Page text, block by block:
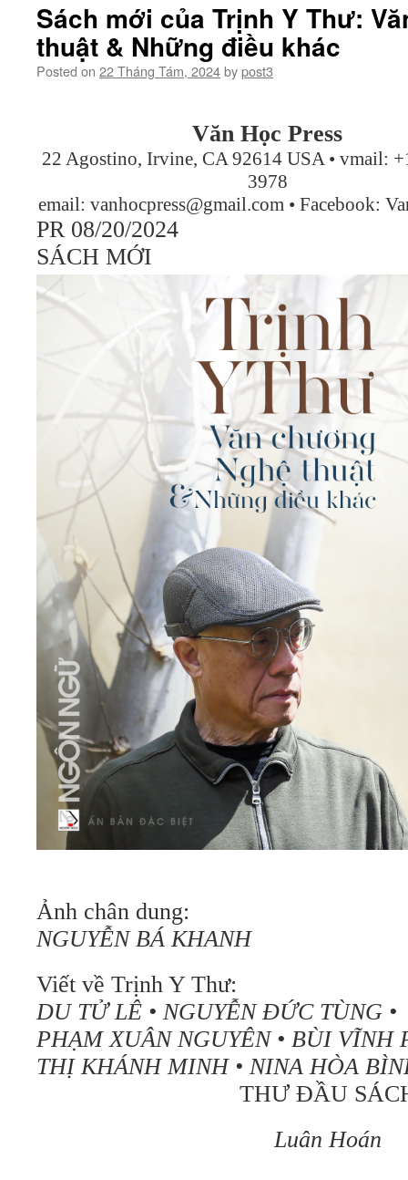
Sách mới của Trịnh Y Thư:
thuật & Những điều khác
Posted on 22 Tháng Tám, 2024bypost3
Văn Học Press
22 Agostino, Irvine, CA 92614 USA • vmail:
3978
email: vanhocpress@gmail.com • Facebook:
PR 08/20/2024
SÁCH MỚI
Ảnh chân dung:
NGUYỄN BÁ KHANH
Viết về Trịnh Y Thư:
DU TỬ LÊ • NGUYỄN ĐỨC TÙNG •
PHẠMXUÂN NGUYÊN • BÙI VĨNH
THỊ KHÁNH MINH • NINA HÒA
THƯ ĐẦU
Luân Hoán